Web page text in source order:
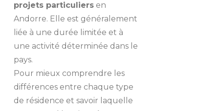
projets particuliers en
Andorre. Elle est généralement
liée à une durée limitée et à
une activité déterminée dans le
pays.
Pour mieux comprendre les
différences entre chaque type
de résidence et savoir laquelle